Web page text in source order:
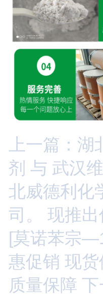
上一篇：
剂 与 武汉
北威德利化
司。 现推出
[莫诺苯宗
惠促销 现
质量保障